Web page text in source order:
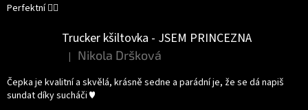
Perfektní 👌🏻
Trucker kšiltovka - JSEM PRINCEZNA
Hodnocení produktu je 5 z 5 hvězdiček.
| Nikola Dršková
Čepka je kvalitní a skvělá, krásně sedne a parádní je, že se dá napiš
sundat díky sucháči ♥️